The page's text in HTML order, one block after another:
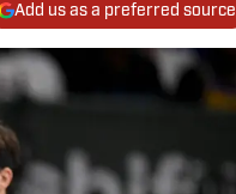
Add us as a preferred source